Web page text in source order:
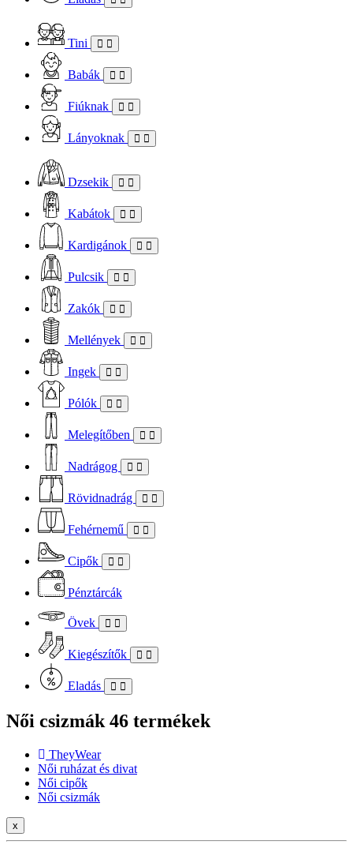
Tini
Babák
Fiúknak
Lányoknak
Dzsekik
Kabátok
Kardigánok
Pulcsik
Zakók
Mellények
Ingek
Pólók
Melegítőben
Nadrágog
Rövidnadrág
Fehérnemű
Cipők
Pénztárcák
Övek
Kiegészítők
Eladás
Női csizmák 46 termékek
TheyWear
Női ruházat és divat
Női cipők
Női csizmák
x